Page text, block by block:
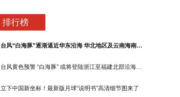
排行榜
台风“白海豚”逐渐逼近华东沿海 华北地区及云南海南等地有降雨
台风黄色预警 “白海豚” 或将登陆浙江至福建北部沿海地区
立下中国新坐标！最新版月球“说明书”高清细节图来了